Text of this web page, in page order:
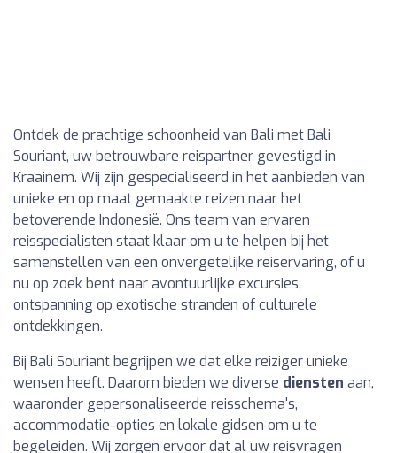
Ontdek de prachtige schoonheid van Bali met Bali
Souriant, uw betrouwbare reispartner gevestigd in
Kraainem. Wij zijn gespecialiseerd in het aanbieden van
unieke en op maat gemaakte reizen naar het
betoverende Indonesië. Ons team van ervaren
reisspecialisten staat klaar om u te helpen bij het
samenstellen van een onvergetelijke reiservaring, of u
nu op zoek bent naar avontuurlijke excursies,
ontspanning op exotische stranden of culturele
ontdekkingen.
Bij Bali Souriant begrijpen we dat elke reiziger unieke
wensen heeft. Daarom bieden we diverse diensten aan,
waaronder gepersonaliseerde reisschema's,
accommodatie-opties en lokale gidsen om u te
begeleiden. Wij zorgen ervoor dat al uw reisvragen